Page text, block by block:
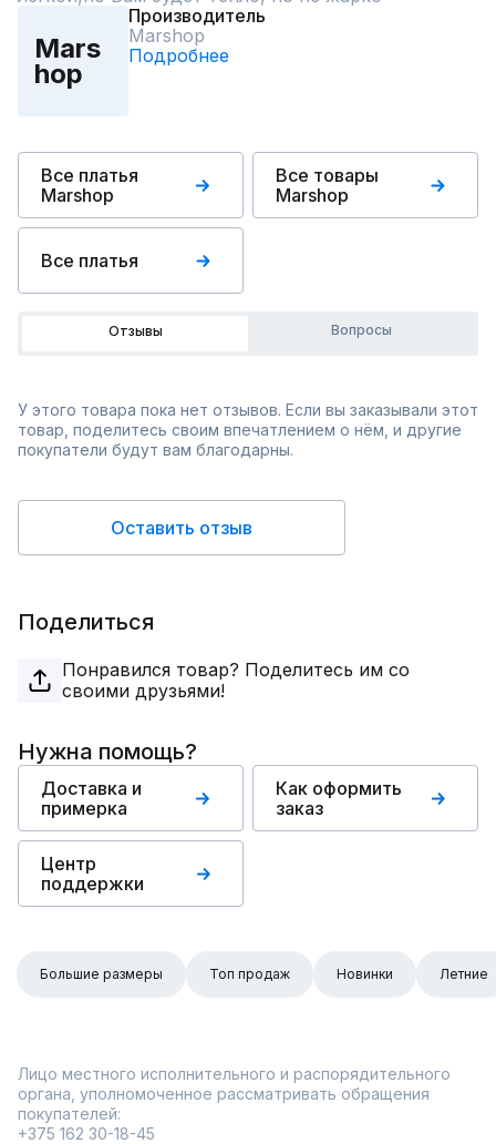
Mars
hop
Производитель
Marshop
Подробнее
Все платья
Marshop
Все товары
Marshop
Все платья
Отзывы Вопросы
У этого товара пока нет отзывов. Если вы заказывали этот
товар, поделитесь своим впечатлением о нём, и другие
покупатели будут вам благодарны.
Оставить отзыв
Поделиться
Понравился товар? Поделитесь им со
своими друзьями!
Нужна помощь?
Доставка и
примерка
Как оформить
заказ
Центр
поддержки
Большие размеры Топ продаж Новинки Летние
Лицо местного исполнительного и распорядительного
органа, уполномоченное рассматривать обращения
покупателей:
+375 162 30-18-45